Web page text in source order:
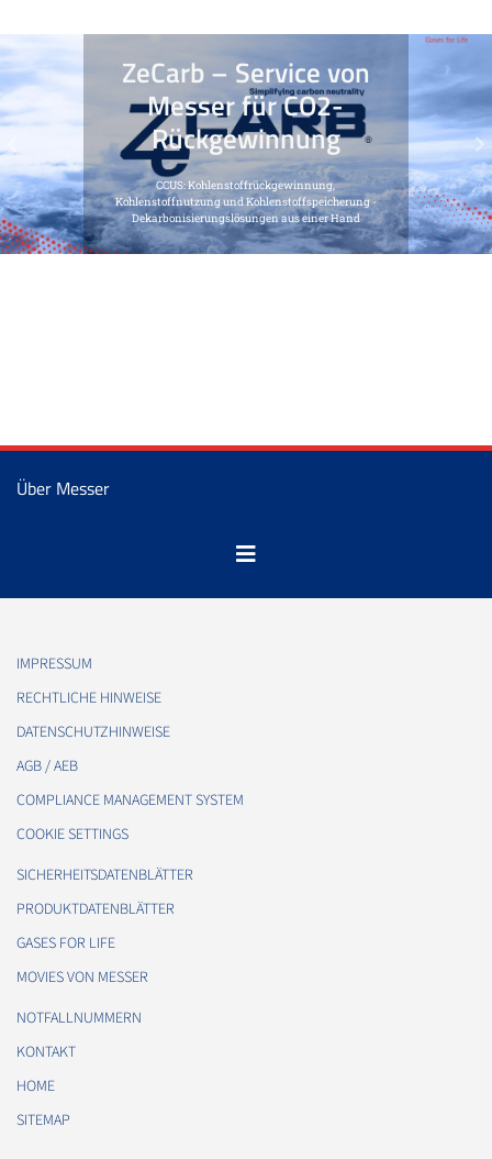
Previous
Über Messer
IMPRESSUM
RECHTLICHE HINWEISE
DATENSCHUTZHINWEISE
AGB / AEB
COMPLIANCE MANAGEMENT SYSTEM
COOKIE SETTINGS
SICHERHEITSDATENBLÄTTER
PRODUKTDATENBLÄTTER
GASES FOR LIFE
MOVIES VON MESSER
NOTFALLNUMMERN
KONTAKT
HOME
SITEMAP